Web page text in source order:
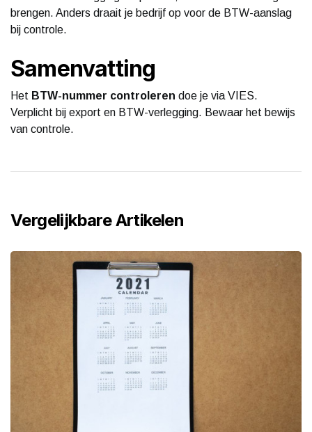
brengen. Anders draait je bedrijf op voor de BTW-aanslag
bij controle.
Samenvatting
Het BTW-nummer controleren doe je via VIES.
Verplicht bij export en BTW-verlegging. Bewaar het bewijs
van controle.
Vergelijkbare Artikelen